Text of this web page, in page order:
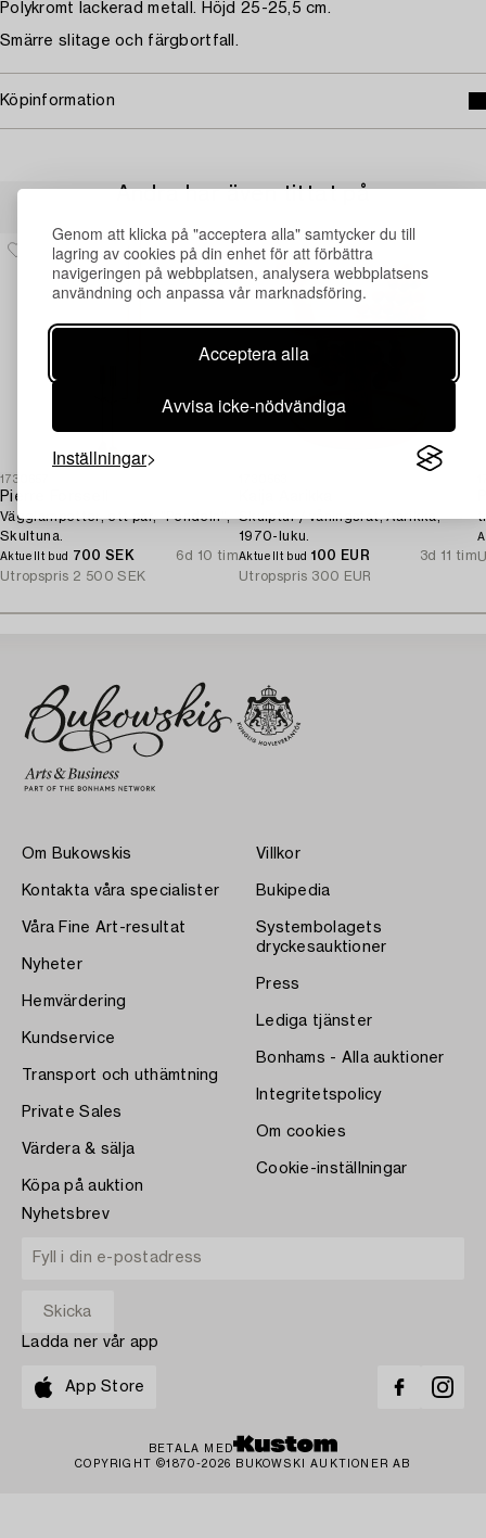
Genom att klicka på "acceptera alla" samtycker du till
lagring av cookies på din enhet för att förbättra
navigeringen på webbplatsen, analysera webbplatsens
användning och anpassa vår marknadsföring.
Acceptera alla
Avvisa icke-nödvändiga
Inställningar
Polykromt lackerad metall. Höjd 25-25,5 cm.
Smärre slitage och färgbortfall.
Köpinformation
Andra har även tittat på
1730657
Pierre Forssell
Vägglampetter, ett par, "Pendeln",
Skultuna.
Aktuellt bud 700 SEK
6d 10 tim
Utropspris 2 500 SEK
Skulptur / våningsfat, Aarikka,
1970-luku.
Aktuellt bud 100 EUR
3d 11 tim
Utropspris 300 EUR
Om Bukowskis
Kontakta våra specialister
Våra Fine Art-resultat
Nyheter
Hemvärdering
Kundservice
Transport och uthämtning
Private Sales
Värdera & sälja
Köpa på auktion
Villkor
Bukipedia
Systembolagets
dryckesauktioner
Press
Lediga tjänster
Bonhams - Alla auktioner
Integritetspolicy
Om cookies
Cookie-inställningar
Nyhetsbrev
Ladda ner vår app
App Store
BETALA MED
COPYRIGHT ©1870-2026 BUKOWSKI AUKTIONER AB